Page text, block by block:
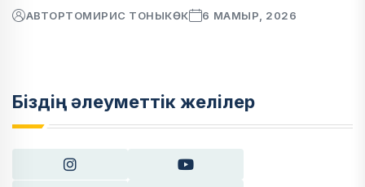
АВТОРТОМИРИС ТОНЫКӨК 6 МАМЫР, 2026
Біздің әлеуметтік желілер